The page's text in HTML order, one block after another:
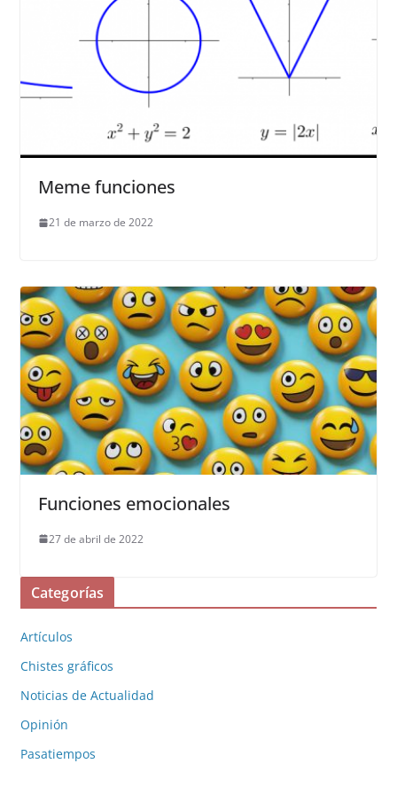
Meme funciones
21 de marzo de 2022
Funciones emocionales
27 de abril de 2022
Categorías
Artículos
Chistes gráficos
Noticias de Actualidad
Opinión
Pasatiempos